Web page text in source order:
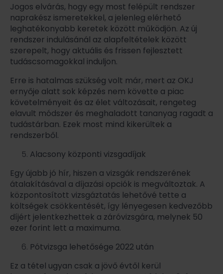
Jogos elvárás, hogy egy most felépült rendszer
naprakész ismeretekkel, a jelenleg elérhető
leghatékonyabb keretek között működjön. Az új
rendszer indulásánál az alapfeltételek között
szerepelt, hogy aktuális és frissen fejlesztett
tudáscsomagokkal induljon.
Erre is hatalmas szükség volt már, mert az OKJ
ernyője alatt sok képzés nem követte a piac
követelményeit és az élet változásait, rengeteg
elavult módszer és meghaladott tananyag ragadt a
tudástárban. Ezek most mind kikerültek a
rendszerből.
Alacsony központi vizsgadíjak
Egy újabb jó hír, hiszen a vizsgák rendszerének
átalakításával a díjazási opciók is megváltoztak. A
központosított vizsgáztatás lehetővé tette a
költségek csökkentését, így lényegesen kedvezőbb
díjért jelentkezhettek a záróvizsgára, melynek 50
ezer forint lett a maximuma.
Pótvizsga lehetősége 2022 után
Ez a tétel ugyan csak a jövő évtől kerül